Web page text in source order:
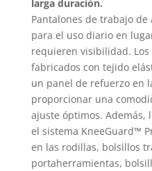
larga duración.
Pantalones de trabajo
para el uso diario en
requieren visibilidad.
fabricados con tejido
un panel de refuerzo en
proporcionar una
ajuste óptimos. Además,
el sistema KneeGuard™
en las rodillas, bolsillos
portaherramientas,